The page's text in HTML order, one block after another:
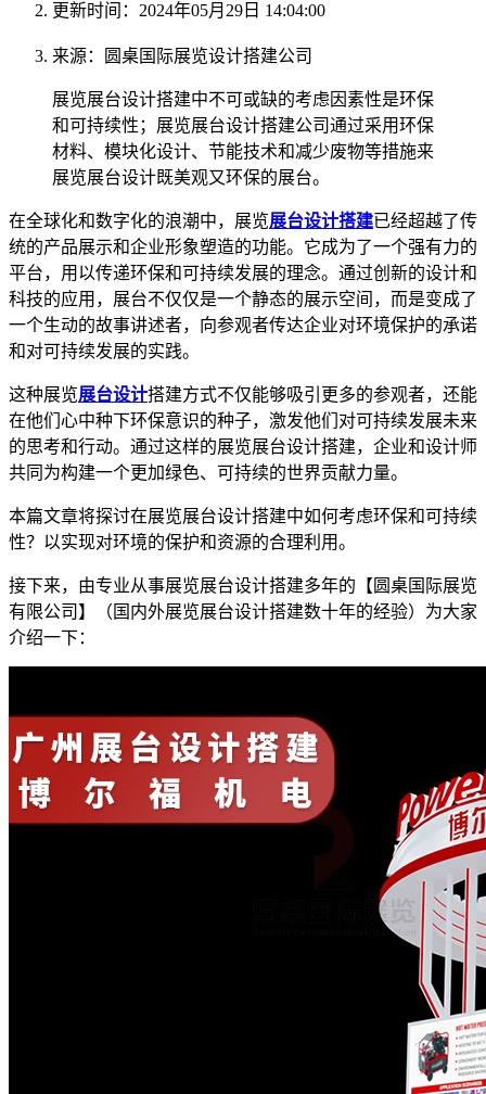
更新时间：2024年05月29日 14:04:00
来源：圆桌国际展览设计搭建公司
展览展台设计搭建中不可或缺的考虑因素性是环保
和可持续性；展览展台设计搭建公司通过采用环保
材料、模块化设计、节能技术和减少废物等措施来
展览展台设计既美观又环保的展台。
在全球化和数字化的浪潮中，展览展台设计搭建已经超越了传
统的产品展示和企业形象塑造的功能。它成为了一个强有力的
平台，用以传递环保和可持续发展的理念。通过创新的设计和
科技的应用，展台不仅仅是一个静态的展示空间，而是变成了
一个生动的故事讲述者，向参观者传达企业对环境保护的承诺
和对可持续发展的实践。
这种展览展台设计搭建方式不仅能够吸引更多的参观者，还能
在他们心中种下环保意识的种子，激发他们对可持续发展未来
的思考和行动。通过这样的展览展台设计搭建，企业和设计师
共同为构建一个更加绿色、可持续的世界贡献力量。
本篇文章将探讨在展览展台设计搭建中如何考虑环保和可持续
性？以实现对环境的保护和资源的合理利用。
接下来，由专业从事展览展台设计搭建多年的【圆桌国际展览
有限公司】（国内外展览展台设计搭建数十年的经验）为大家
介绍一下：